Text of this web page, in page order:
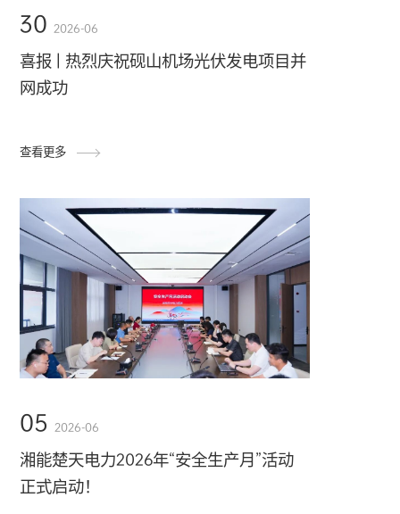
30 2026-06
喜报 | 热烈庆祝砚山机场光伏发电项目并
网成功
查看更多
05 2026-06
湘能楚天电力2026年“安全生产月”活动
正式启动！